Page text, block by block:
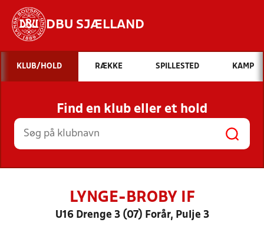
DBU SJÆLLAND
Hvad vil du søge efter?
INDHOLD OG NYHEDER
STILLINGER, RESULTATER, KLUBBER OG
HOLD
KLUB/HOLD RÆKKE SPILLESTED KAMP
Find en klub eller et hold
LYNGE-BROBY IF
U16 Drenge 3 (07) Forår, Pulje 3